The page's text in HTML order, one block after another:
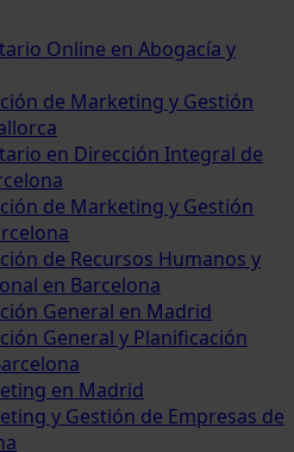
Online en Abogacía y
de Marketing y Gestión
en Dirección Integral de
de Marketing y Gestión
de Recursos Humanos y
en Barcelona
General en Madrid
General y Planificación
en Madrid
y Gestión de Empresas de